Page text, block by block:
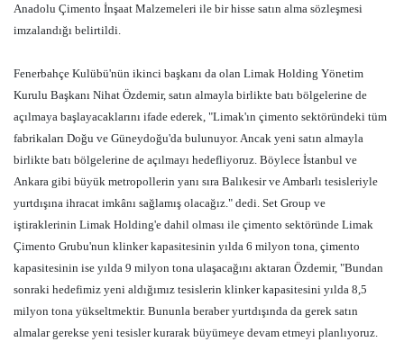
Anadolu Çimento İnşaat Malzemeleri ile bir hisse satın alma sözleşmesi
imzalandığı belirtildi.
Fenerbahçe Kulübü'nün ikinci başkanı da olan Limak Holding Yönetim
Kurulu Başkanı Nihat Özdemir, satın almayla birlikte batı bölgelerine de
açılmaya başlayacaklarını ifade ederek, "Limak'ın çimento sektöründeki tüm
fabrikaları Doğu ve Güneydoğu'da bulunuyor. Ancak yeni satın almayla
birlikte batı bölgelerine de açılmayı hedefliyoruz. Böylece İstanbul ve
Ankara gibi büyük metropollerin yanı sıra Balıkesir ve Ambarlı tesisleriyle
yurtdışına ihracat imkânı sağlamış olacağız." dedi. Set Group ve
iştiraklerinin Limak Holding'e dahil olması ile çimento sektöründe Limak
Çimento Grubu'nun klinker kapasitesinin yılda 6 milyon tona, çimento
kapasitesinin ise yılda 9 milyon tona ulaşacağını aktaran Özdemir, "Bundan
sonraki hedefimiz yeni aldığımız tesislerin klinker kapasitesini yılda 8,5
milyon tona yükseltmektir. Bununla beraber yurtdışında da gerek satın
almalar gerekse yeni tesisler kurarak büyümeye devam etmeyi planlıyoruz.